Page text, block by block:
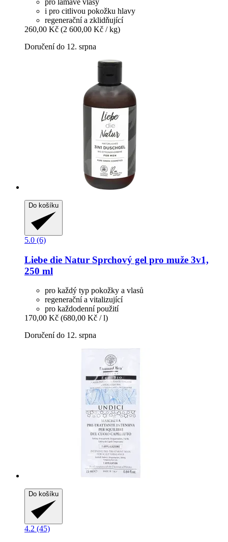
i pro citlivou pokožku hlavy
regenerační a zklidňující
260,00 Kč (2 600,00 Kč / kg)
Doručení do 12. srpna
Do košíku
5.0 (6)
Liebe die Natur Sprchový gel pro muže 3v1,
250 ml
pro každý typ pokožky a vlasů
regenerační a vitalizující
pro každodenní použití
170,00 Kč (680,00 Kč / l)
Doručení do 12. srpna
Do košíku
4.2 (45)